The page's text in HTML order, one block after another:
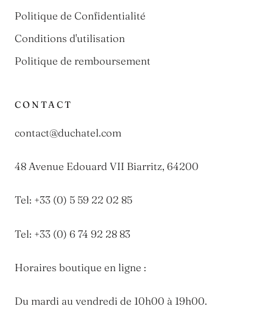
Politique de Confidentialité
Conditions d'utilisation
Politique de remboursement
CONTACT
contact@duchatel.com
48 Avenue Edouard VII Biarritz, 64200
Tel: +33 (0) 5 59 22 02 85
Tel: +33 (0) 6 74 92 28 83
Horaires boutique en ligne :
Du mardi au vendredi de 10h00 à 19h00.